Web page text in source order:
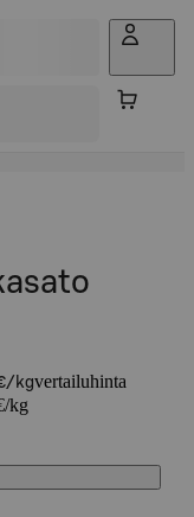
kgvertailuhinta
kg